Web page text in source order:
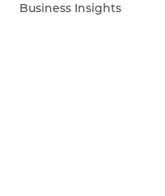
Business Insights